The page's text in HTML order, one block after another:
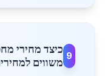
9
כיצד מחירי
משווים